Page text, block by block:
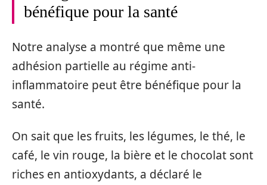
bénéfique pour la santé
Notre analyse a montré que même une
adhésion partielle au régime anti-
inflammatoire peut être bénéfique pour la
santé.
On sait que les fruits, les légumes, le thé, le
café, le vin rouge, la bière et le chocolat sont
riches en antioxydants, a déclaré le